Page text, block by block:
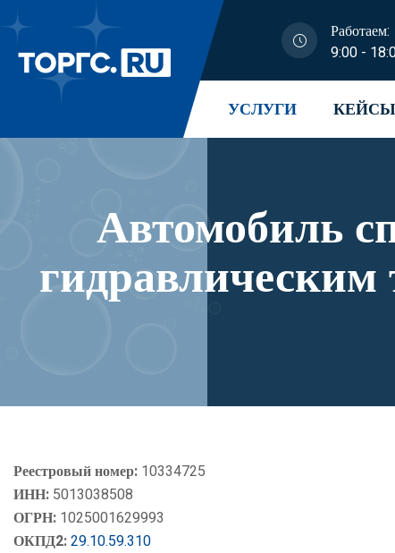
Работаем:
9:00 -
УСЛУГИ КЕЙСЫ
Автомобиль
Реестровый номер: 10334725
ИНН: 5013038508
ОГРН: 1025001629993
ОКПД2:29.10.59.310